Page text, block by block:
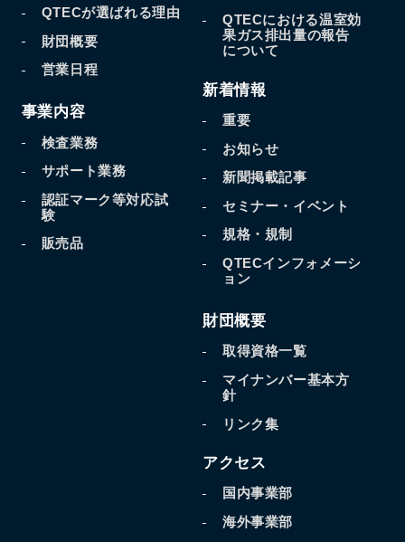
QTECが選ばれる理由
財団概要
営業日程
事業内容
検査業務
サポート業務
認証マーク等対応試
験
販売品
QTECにおける温室効
果ガス排出量の報告
について
新着情報
重要
お知らせ
新聞掲載記事
セミナー・イベント
規格・規制
QTECインフォメーシ
ョン
財団概要
取得資格一覧
マイナンバー基本方
針
リンク集
アクセス
国内事業部
海外事業部